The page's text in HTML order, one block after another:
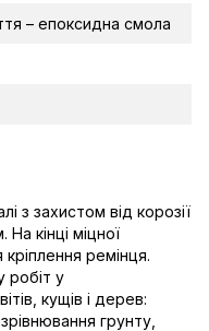
– епоксидна смола
з захистом від корозії
кінці міцної
ремінця.
робіт у
кущів і дерев:
грунту,